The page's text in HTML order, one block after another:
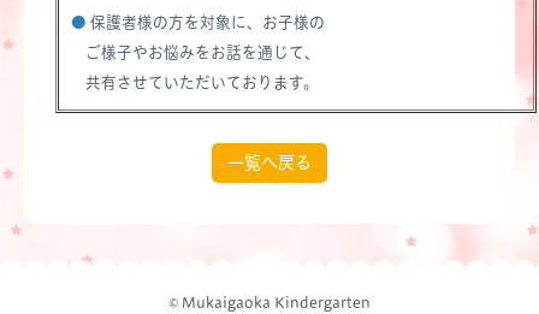
● 保護者様の方を対象に、お子様の
ご様子やお悩みをお話を通じて、
共有させていただいております。
一覧へ戻る
© Mukaigaoka Kindergarten